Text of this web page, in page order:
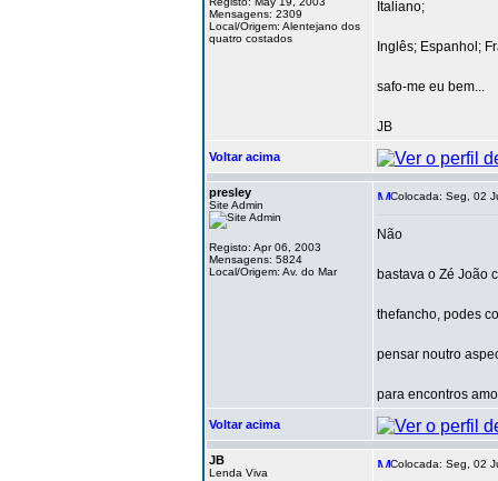
Mensagens: 2309
Local/Origem: Alentejano dos
quatro costados
Italiano;
Inglês; Espanhol;
safo-me eu bem...
JB
Voltar acima
presley
Site Admin
Registo: Apr 06, 2003
Mensagens: 5824
Local/Origem: Av. do Mar
Colocada: Seg, 02
Não
bastava o Zé João
thefancho, podes
pensar noutro
para encontros
Voltar acima
JB
Lenda Viva
Colocada: Seg, 02